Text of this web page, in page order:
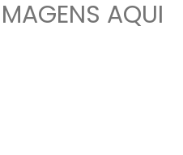
AQUI